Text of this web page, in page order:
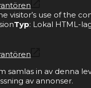
visitor’s use of the
Typ: Lokal HTML-
samlas in av denna
av annonser.